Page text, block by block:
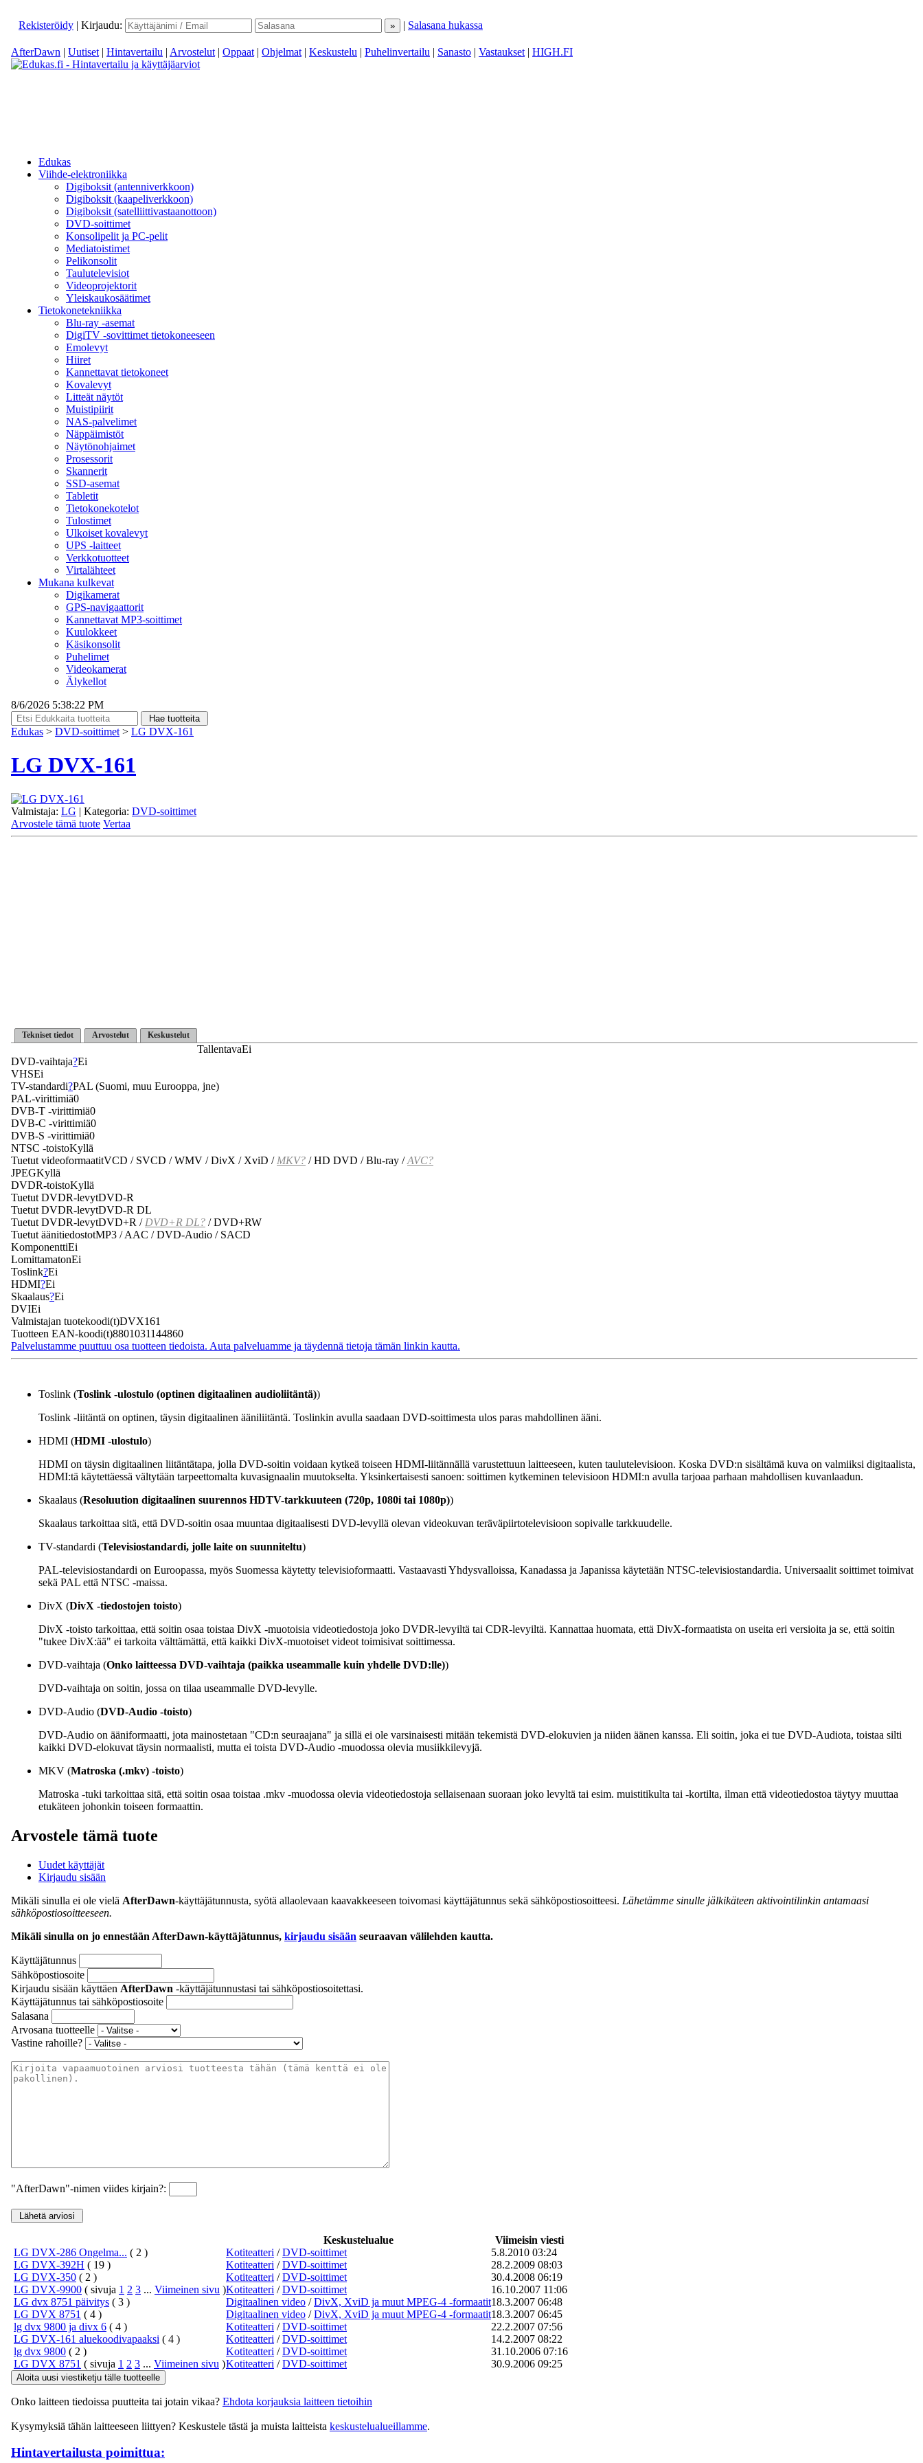
Rekisteröidy | Kirjaudu: | Salasana hukassa
AfterDawn | Uutiset | Hintavertailu | Arvostelut | Oppaat | Ohjelmat | Keskustelu | Puhelinvertailu | Sanasto | Vastaukset | HIGH.FI
Edukas
Viihde-elektroniikka
Digiboksit (antenniverkkoon)
Digiboksit (kaapeliverkkoon)
Digiboksit (satelliittivastaanottoon)
DVD-soittimet
Konsolipelit ja PC-pelit
Mediatoistimet
Pelikonsolit
Taulutelevisiot
Videoprojektorit
Yleiskaukosäätimet
Tietokonetekniikka
Blu-ray -asemat
DigiTV -sovittimet tietokoneeseen
Emolevyt
Hiiret
Kannettavat tietokoneet
Kovalevyt
Litteät näytöt
Muistipiirit
NAS-palvelimet
Näppäimistöt
Näytönohjaimet
Prosessorit
Skannerit
SSD-asemat
Tabletit
Tietokonekotelot
Tulostimet
Ulkoiset kovalevyt
UPS -laitteet
Verkkotuotteet
Virtalähteet
Mukana kulkevat
Digikamerat
GPS-navigaattorit
Kannettavat MP3-soittimet
Kuulokkeet
Käsikonsolit
Puhelimet
Videokamerat
Älykellot
8/6/2026 5:38:22 PM
Edukas > DVD-soittimet > LG DVX-161
LG DVX-161
Valmistaja: LG | Kategoria: DVD-soittimet
Arvostele tämä tuote Vertaa
Tekniset tiedot Arvostelut Keskustelut
TallentavaEi
DVD-vaihtaja?Ei
VHSEi
TV-standardi?PAL (Suomi, muu Eurooppa, jne)
PAL-virittimiä0
DVB-T -virittimiä0
DVB-C -virittimiä0
DVB-S -virittimiä0
NTSC -toistoKyllä
Tuetut videoformaatitVCD / SVCD /WMV / DivX / XviD / MKV? /HD DVD /Blu-ray /AVC?
JPEGKyllä
DVDR-toistoKyllä
Tuetut DVDR-levytDVD-R
Tuetut DVDR-levytDVD-R DL
Tuetut DVDR-levytDVD+R / DVD+R DL? / DVD+RW
Tuetut äänitiedostotMP3 /AAC /DVD-Audio / SACD
KomponenttiEi
LomittamatonEi
Toslink?Ei
HDMI?Ei
Skaalaus?Ei
DVIEi
Valmistajan tuotekoodi(t)DVX161
Tuotteen EAN-koodi(t)8801031144860
Palvelustamme puuttuu osa tuotteen tiedoista. Auta palveluamme ja täydennä tietoja tämän linkin kautta.
Toslink (Toslink -ulostulo (optinen digitaalinen audioliitäntä))
Toslink -liitäntä on optinen, täysin digitaalinen ääniliitäntä. Toslinkin avulla saadaan DVD-soittimesta ulos paras mahdollinen ääni.
HDMI (HDMI -ulostulo)
HDMI on täysin digitaalinen liitäntätapa, jolla DVD-soitin voidaan kytkeä toiseen HDMI-liitännällä varustettuun laitteeseen, kuten taulutelevisioon. Koska DVD:n sisältämä kuva on valmiiksi digitaalista,
HDMI:tä käytettäessä vältytään tarpeettomalta kuvasignaalin muutokselta. Yksinkertaisesti sanoen: soittimen kytkeminen televisioon HDMI:n avulla tarjoaa parhaan mahdollisen kuvanlaadun.
Skaalaus (Resoluution digitaalinen suurennos HDTV-tarkkuuteen (720p, 1080i tai 1080p))
Skaalaus tarkoittaa sitä, että DVD-soitin osaa muuntaa digitaalisesti DVD-levyllä olevan videokuvan teräväpiirtotelevisioon sopivalle tarkkuudelle.
TV-standardi (Televisiostandardi, jolle laite on suunniteltu)
PAL-televisiostandardi on Euroopassa, myös Suomessa käytetty televisioformaatti. Vastaavasti Yhdysvalloissa, Kanadassa ja Japanissa käytetään NTSC-televisiostandardia. Universaalit soittimet toimivat
sekä PAL että NTSC -maissa.
DivX (DivX -tiedostojen toisto)
DivX -toisto tarkoittaa, että soitin osaa toistaa DivX -muotoisia videotiedostoja joko DVDR-levyiltä tai CDR-levyiltä. Kannattaa huomata, että DivX-formaatista on useita eri versioita ja se, että soitin
"tukee DivX:ää" ei tarkoita välttämättä, että kaikki DivX-muotoiset videot toimisivat soittimessa.
DVD-vaihtaja (Onko laitteessa DVD-vaihtaja (paikka useammalle kuin yhdelle DVD:lle))
DVD-vaihtaja on soitin, jossa on tilaa useammalle DVD-levylle.
DVD-Audio (DVD-Audio -toisto)
DVD-Audio on ääniformaatti, jota mainostetaan "CD:n seuraajana" ja sillä ei ole varsinaisesti mitään tekemistä DVD-elokuvien ja niiden äänen kanssa. Eli soitin, joka ei tue DVD-Audiota, toistaa silti
kaikki DVD-elokuvat täysin normaalisti, mutta ei toista DVD-Audio -muodossa olevia musiikkilevyjä.
MKV (Matroska (.mkv) -toisto)
Matroska -tuki tarkoittaa sitä, että soitin osaa toistaa .mkv -muodossa olevia videotiedostoja sellaisenaan suoraan joko levyltä tai esim. muistitikulta tai -kortilta, ilman että videotiedostoa täytyy muuttaa
etukäteen johonkin toiseen formaattin.
Arvostele tämä tuote
Uudet käyttäjät
Kirjaudu sisään
Mikäli sinulla ei ole vielä AfterDawn-käyttäjätunnusta, syötä allaolevaan kaavakkeeseen toivomasi käyttäjätunnus sekä sähköpostiosoitteesi. Lähetämme sinulle jälkikäteen aktivointilinkin antamaasi
sähköpostiosoitteeseen.
Mikäli sinulla on jo ennestään AfterDawn-käyttäjätunnus, kirjaudu sisään seuraavan välilehden kautta.
Käyttäjätunnus
Sähköpostiosoite
Kirjaudu sisään käyttäen AfterDawn -käyttäjätunnustasi tai sähköpostiosoitettasi.
Käyttäjätunnus tai sähköpostiosoite
Salasana
Arvosana tuotteelle
Vastine rahoille?
"AfterDawn"-nimen viides kirjain?:
Keskustelualue
Viimeisin viesti
LG DVX-286 Ongelma... ( 2 ) Kotiteatteri /DVD-soittimet
5.8.2010 03:24
LG DVX-392H ( 19 ) Kotiteatteri /DVD-soittimet
28.2.2009 08:03
LG DVX-350 ( 2 ) Kotiteatteri /DVD-soittimet
30.4.2008 06:19
LG DVX-9900 ( sivuja 1 2 3 ... Viimeinen sivu )Kotiteatteri /DVD-soittimet
16.10.2007 11:06
LG dvx 8751 päivitys ( 3 ) Digitaalinen video /DivX, XviD ja muut MPEG-4 -formaatit18.3.2007 06:48
LG DVX 8751 ( 4 ) Digitaalinen video /DivX, XviD ja muut MPEG-4 -formaatit18.3.2007 06:45
lg dvx 9800 ja divx 6 ( 4 ) Kotiteatteri /DVD-soittimet
22.2.2007 07:56
LG DVX-161 aluekoodivapaaksi ( 4 ) Kotiteatteri /DVD-soittimet
14.2.2007 08:22
lg dvx 9800 ( 2 ) Kotiteatteri /DVD-soittimet
31.10.2006 07:16
LG DVX 8751 ( sivuja 1 2 3 ... Viimeinen sivu )Kotiteatteri /DVD-soittimet 30.9.2006 09:25
Onko laitteen tiedoissa puutteita tai jotain vikaa? Ehdota korjauksia laitteen tietoihin
Kysymyksiä tähän laitteeseen liittyen? Keskustele tästä ja muista laitteista keskustelualueillamme.
Hintavertailusta poimittua: